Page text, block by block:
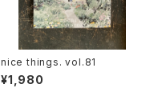
nice things. vol.81
¥1,980